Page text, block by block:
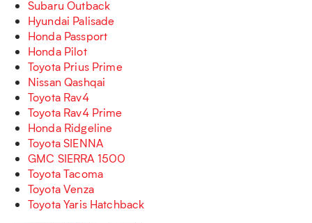
Subaru Outback
Hyundai Palisade
Honda Passport
Honda Pilot
Toyota Prius Prime
Nissan Qashqai
Toyota Rav4
Toyota Rav4 Prime
Honda Ridgeline
Toyota SIENNA
GMC SIERRA 1500
Toyota Tacoma
Toyota Venza
Toyota Yaris Hatchback